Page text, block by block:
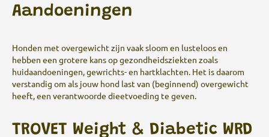
Aandoeningen
Honden met overgewicht zijn vaak sloom en lusteloos en
hebben een grotere kans op gezondheidsziekten zoals
huidaandoeningen, gewrichts- en hartklachten. Het is daarom
verstandig om als jouw hond last van (beginnend) overgewicht
heeft, een verantwoorde dieetvoeding te geven.
TROVET Weight & Diabetic WRD